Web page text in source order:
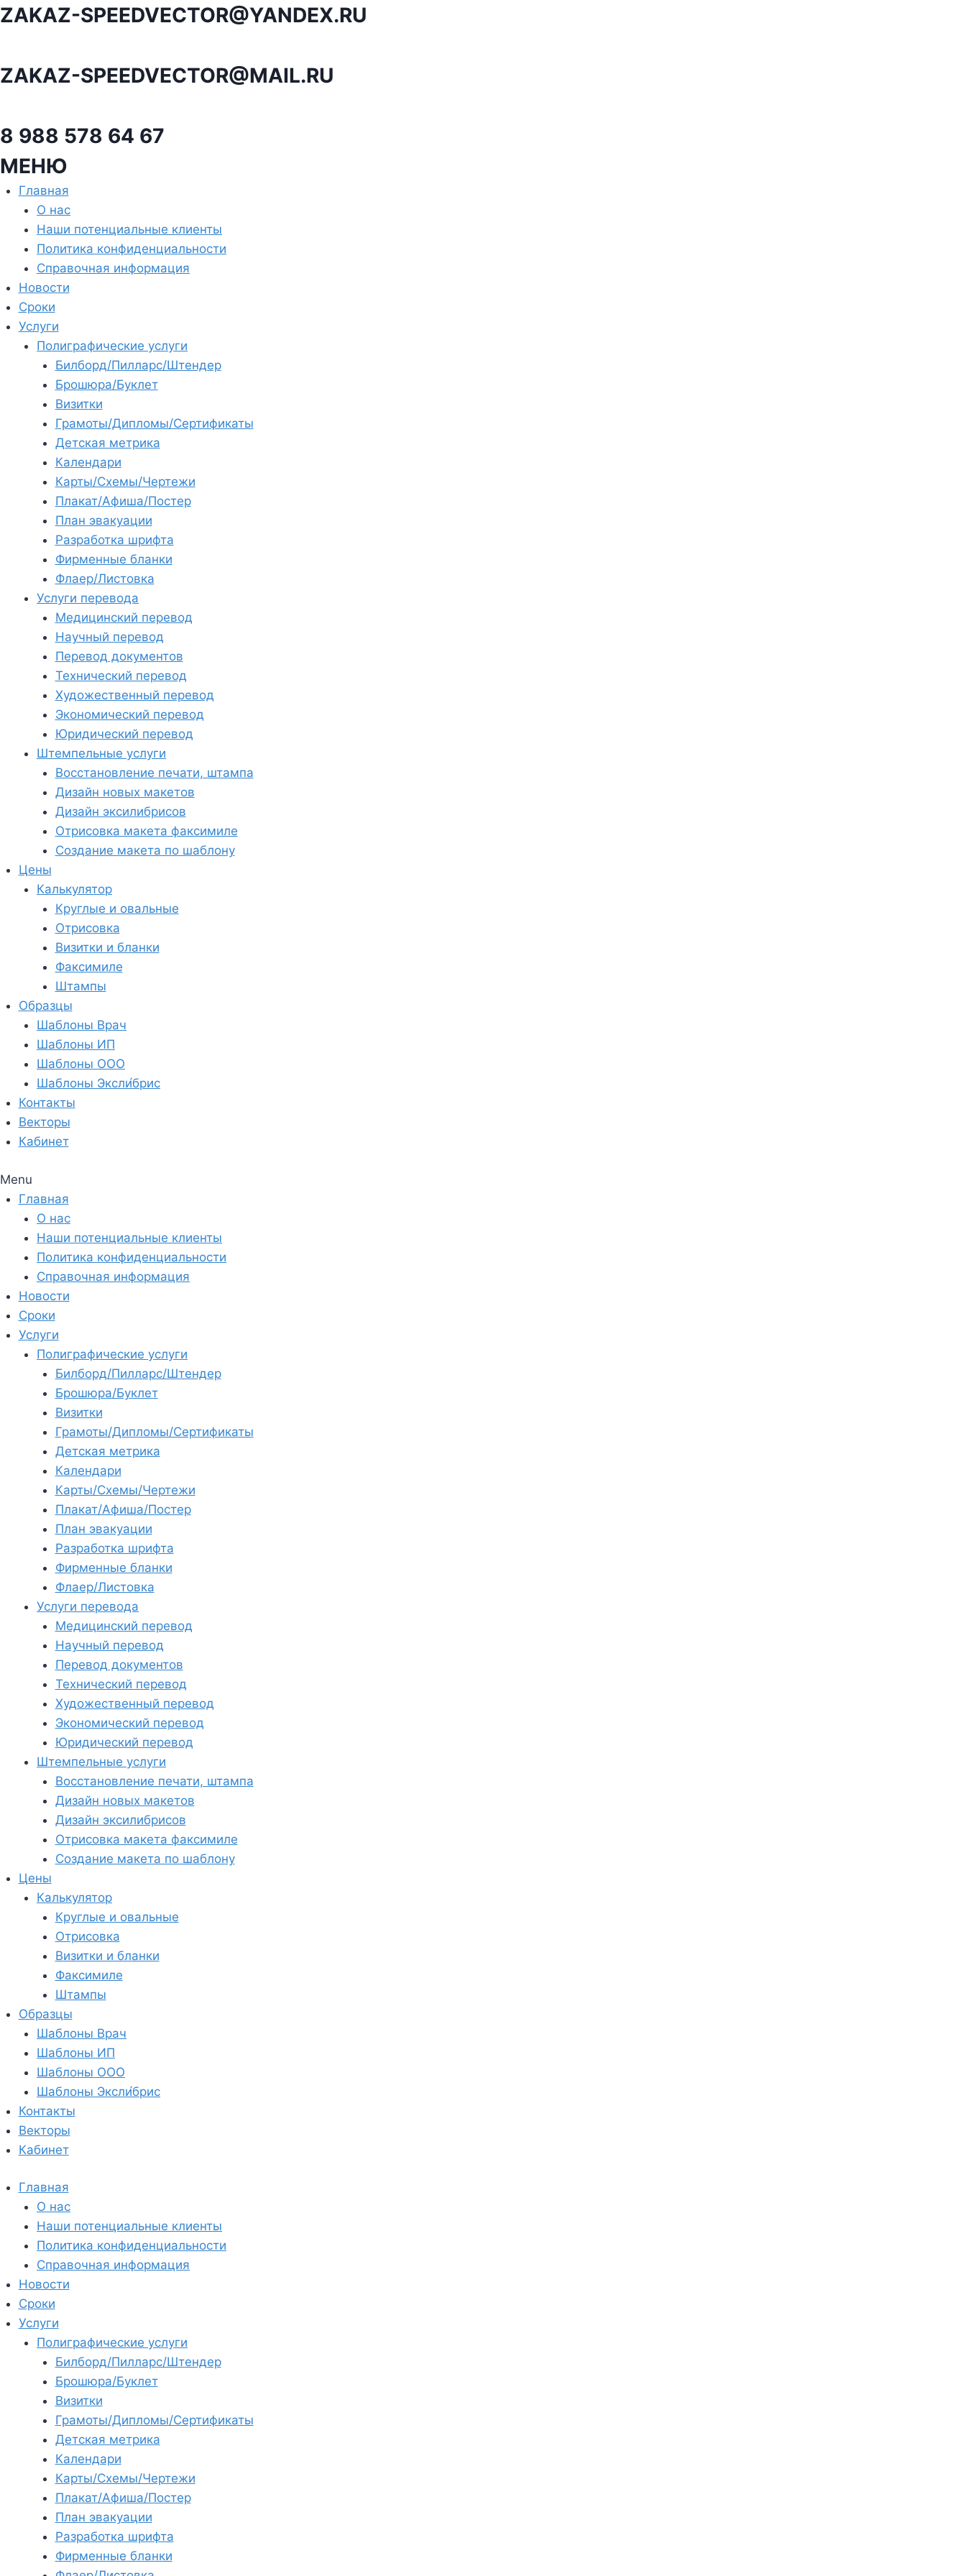
Перейти
ZAKAZ-SPEEDVECTOR@YANDEX.RU
ZAKAZ-SPEEDVECTOR@MAIL.RU
8 988 578 64 67
МЕНЮ
Главная
О нас
Наши потенциальные клиенты
Политика конфиденциальности
Справочная информация
Новости
Сроки
Услуги
Полиграфические услуги
Билборд/Пилларс/Штендер
Брошюра/Буклет
Визитки
Грамоты/Дипломы/Сертификаты
Детская метрика
Календари
Карты/Схемы/Чертежи
Плакат/Афиша/Постер
План эвакуации
Разработка шрифта
Фирменные бланки
Флаер/Листовка
Услуги перевода
Медицинский перевод
Научный перевод
Перевод документов
Технический перевод
Художественный перевод
Экономический перевод
Юридический перевод
Штемпельные услуги
Восстановление печати, штампа
Дизайн новых макетов
Дизайн эксилибрисов
Отрисовка макета факсимиле
Создание макета по шаблону
Цены
Калькулятор
Круглые и овальные
Отрисовка
Визитки и бланки
Факсимиле
Штампы
Образцы
Шаблоны Врач
Шаблоны ИП
Шаблоны ООО
Шаблоны Эксли́брис
Контакты
Векторы
Кабинет
Menu
Главная
О нас
Наши потенциальные клиенты
Политика конфиденциальности
Справочная информация
Новости
Сроки
Услуги
Полиграфические услуги
Билборд/Пилларс/Штендер
Брошюра/Буклет
Визитки
Грамоты/Дипломы/Сертификаты
Детская метрика
Календари
Карты/Схемы/Чертежи
Плакат/Афиша/Постер
План эвакуации
Разработка шрифта
Фирменные бланки
Флаер/Листовка
Услуги перевода
Медицинский перевод
Научный перевод
Перевод документов
Технический перевод
Художественный перевод
Экономический перевод
Юридический перевод
Штемпельные услуги
Восстановление печати, штампа
Дизайн новых макетов
Дизайн эксилибрисов
Отрисовка макета факсимиле
Создание макета по шаблону
Цены
Калькулятор
Круглые и овальные
Отрисовка
Визитки и бланки
Факсимиле
Штампы
Образцы
Шаблоны Врач
Шаблоны ИП
Шаблоны ООО
Шаблоны Эксли́брис
Контакты
Векторы
Кабинет
Главная
О нас
Наши потенциальные клиенты
Политика конфиденциальности
Справочная информация
Новости
Сроки
Услуги
Полиграфические услуги
Билборд/Пилларс/Штендер
Брошюра/Буклет
Визитки
Грамоты/Дипломы/Сертификаты
Детская метрика
Календари
Карты/Схемы/Чертежи
Плакат/Афиша/Постер
План эвакуации
Разработка шрифта
Фирменные бланки